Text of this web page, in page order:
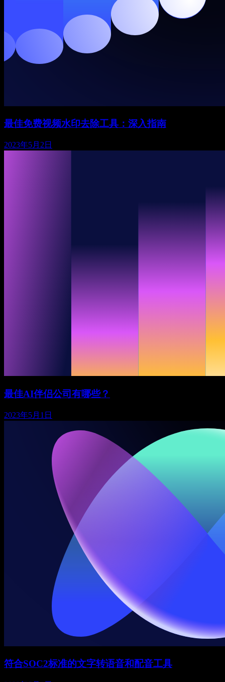
最佳免费视频水印去除工具：深入指南
2023年5月2日
最佳AI伴侣公司有哪些？
2023年5月1日
符合SOC2标准的文字转语音和配音工具